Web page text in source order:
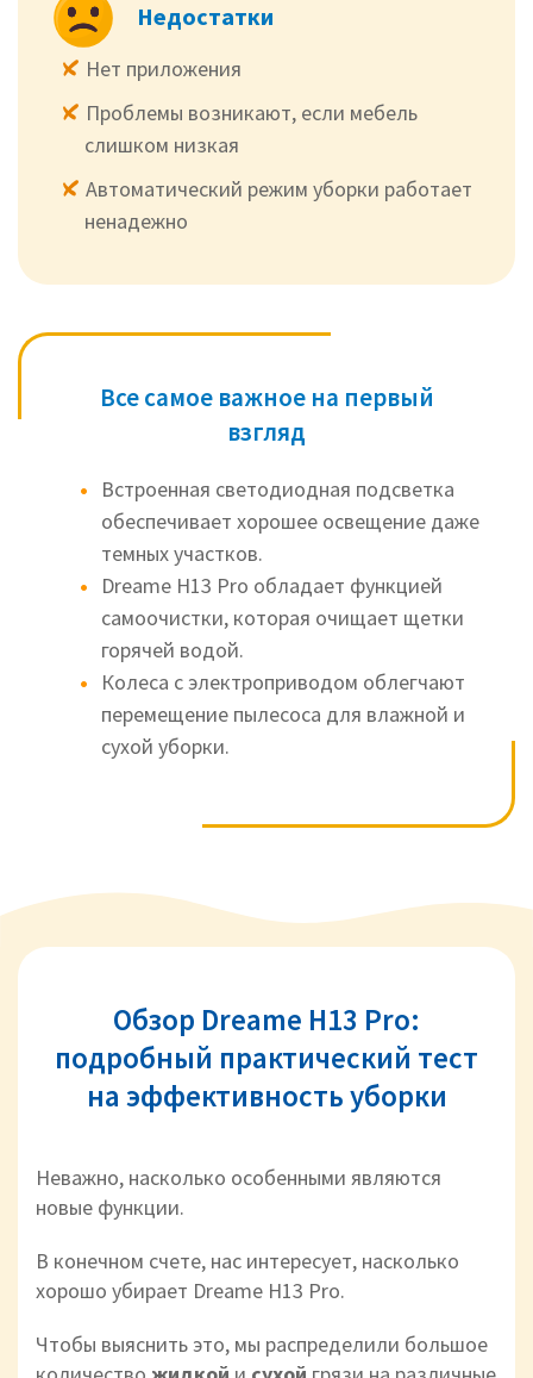
Недостатки
Нет приложения
Проблемы возникают, если мебель
слишком низкая
Автоматический режим уборки работает
ненадежно
Все самое важное на первый
взгляд
Встроенная светодиодная подсветка
обеспечивает хорошее освещение даже
темных участков.
Dreame H13 Pro обладает функцией
самоочистки, которая очищает щетки
горячей водой.
Колеса с электроприводом облегчают
перемещение пылесоса для влажной и
сухой уборки.
Обзор Dreame H13 Pro:
подробный практический тест
на эффективность уборки
Неважно, насколько особенными являются
новые функции.
В конечном счете, нас интересует, насколько
хорошо убирает Dreame H13 Pro.
Чтобы выяснить это, мы распределили большое